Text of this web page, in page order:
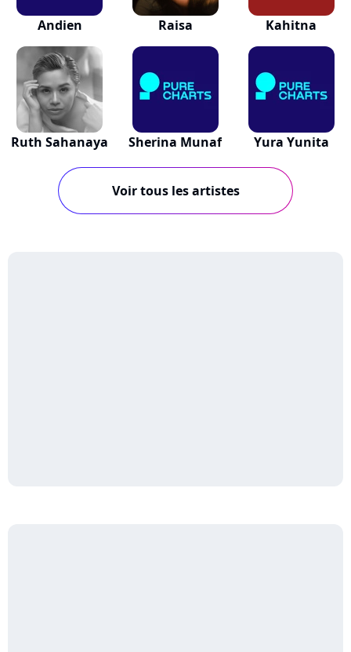
Andien Raisa Kahitna
Ruth Sahanaya Sherina Munaf Yura Yunita
Voir tous les artistes